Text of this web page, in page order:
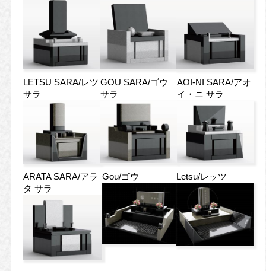
LETSU SARA/レツ
サラ
GOU SARA/ゴウ
サラ
AOI-NI SARA/アオ
イ・ニ サラ
ARATA SARA/アラ
タ サラ
Gou/ゴウ Letsu/レッツ